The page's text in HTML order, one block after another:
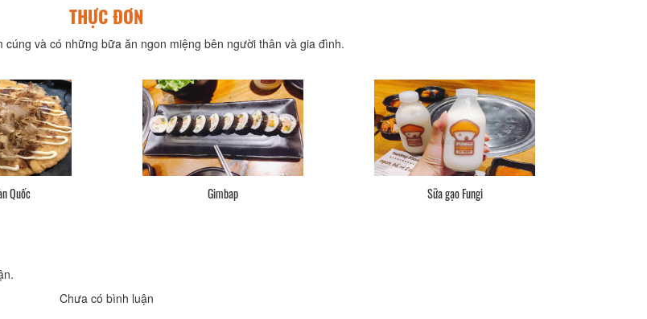
THỰC ĐƠN
cúng và có những bữa ăn ngon miệng bên người thân và gia đình.
Quốc Gimbap Sữa gạo Fungi
Chưa có bình luận